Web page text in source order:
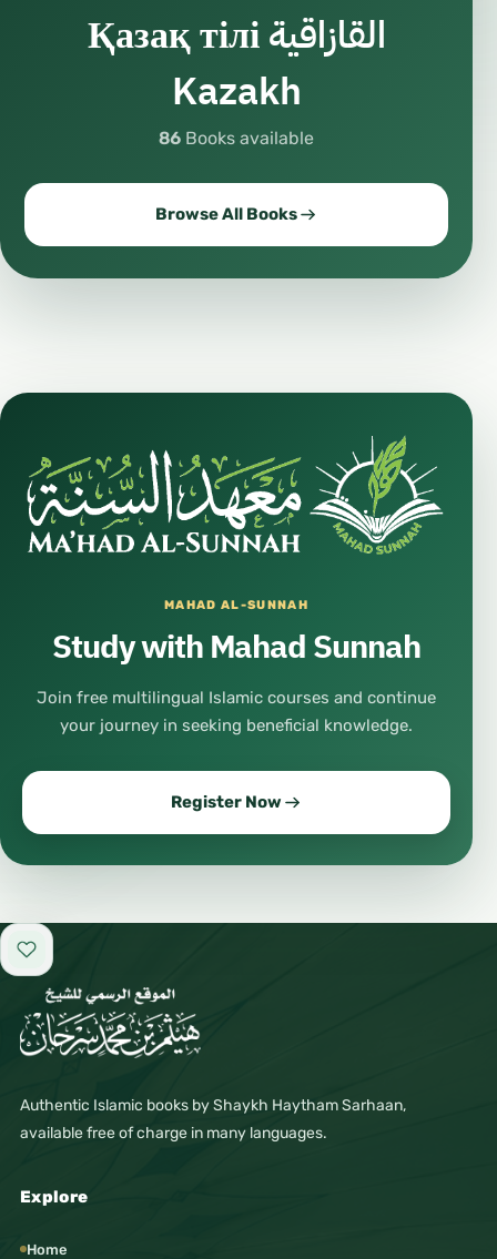
Қазақ тілі القازاقية
Kazakh
86 Books available
Browse All Books
MAHAD AL-SUNNAH
Study with Mahad Sunnah
Join free multilingual Islamic courses and continue
your journey in seeking beneficial knowledge.
Register Now
Add to favorites
Authentic Islamic books by Shaykh Haytham Sarhaan,
available free of charge in many languages.
Explore
Home